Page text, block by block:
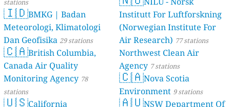
stations
🇮🇩BMKG | Badan
Meteorologi, Klimatologi
Dan Geofisika 29 stations
🇨🇦British Columbia,
Canada Air Quality
Monitoring Agency 78
stations
🇺🇸California
Institutt For Luftforskning
(Norwegian Institute For
Air Research) 77 stations
Northwest Clean Air
Agency 7 stations
🇨🇦Nova Scotia
Environment 9 stations
🇦🇺NSW Department Of